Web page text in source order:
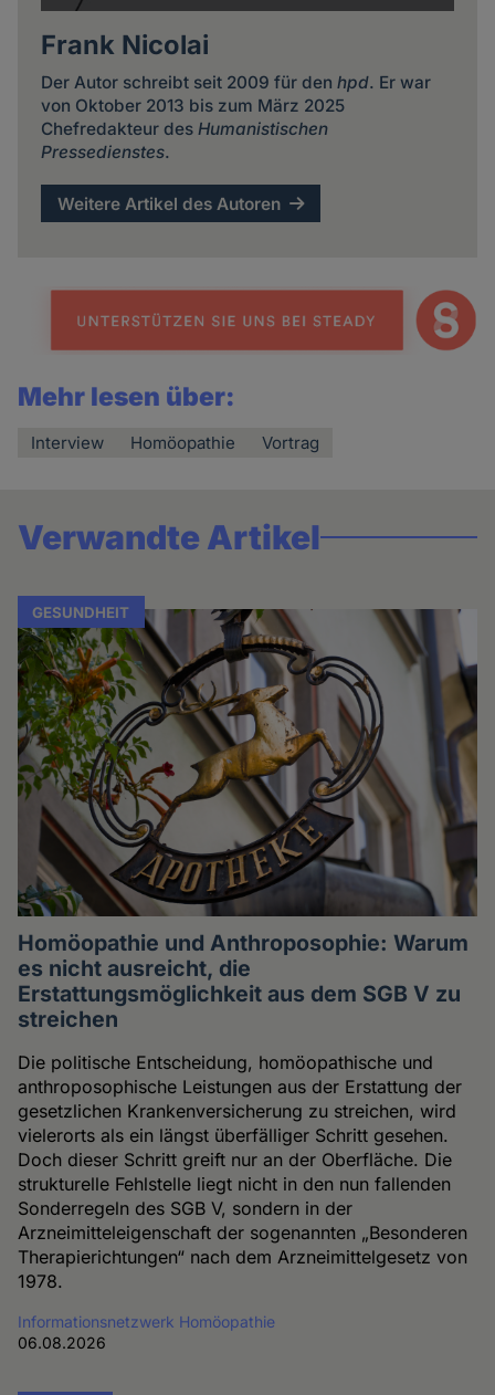
Frank Nicolai
Der Autor schreibt seit 2009 für den hpd. Er war
von Oktober 2013 bis zum März 2025
Chefredakteur des Humanistischen
Pressedienstes.
Weitere Artikel des Autoren
Mehr lesen über:
Interview Homöopathie Vortrag
Verwandte Artikel
GESUNDHEIT
Homöopathie und Anthroposophie: Warum
es nicht ausreicht, die
Erstattungsmöglichkeit aus dem SGB V zu
streichen
Die politische Entscheidung, homöopathische und
anthroposophische Leistungen aus der Erstattung der
gesetzlichen Krankenversicherung zu streichen, wird
vielerorts als ein längst überfälliger Schritt gesehen.
Doch dieser Schritt greift nur an der Oberfläche. Die
strukturelle Fehlstelle liegt nicht in den nun fallenden
Sonderregeln des SGB V, sondern in der
Arzneimitteleigenschaft der sogenannten „Besonderen
Therapierichtungen“ nach dem Arzneimittelgesetz von
1978.
Informationsnetzwerk Homöopathie
06.08.2026